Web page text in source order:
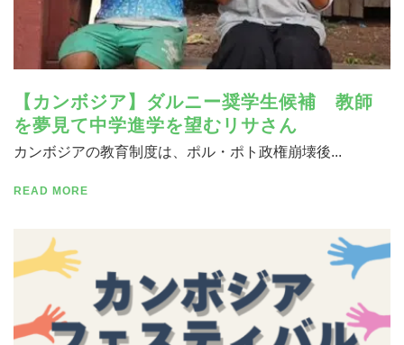
【カンボジア】ダルニー奨学生候補 教師
を夢見て中学進学を望むリサさん
カンボジアの教育制度は、ポル・ポト政権崩壊後...
READ MORE